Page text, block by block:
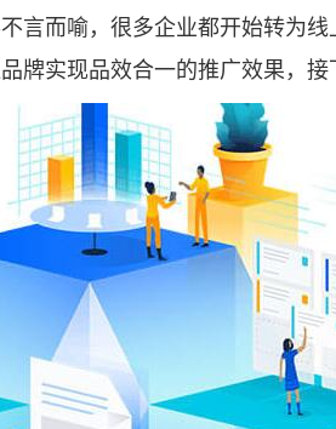
言而喻，很多企业都开始转为
牌实现品效合一的推广效果，接